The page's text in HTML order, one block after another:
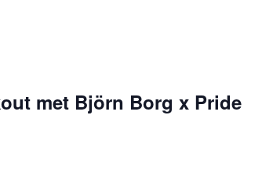
met Björn Borg x Pride